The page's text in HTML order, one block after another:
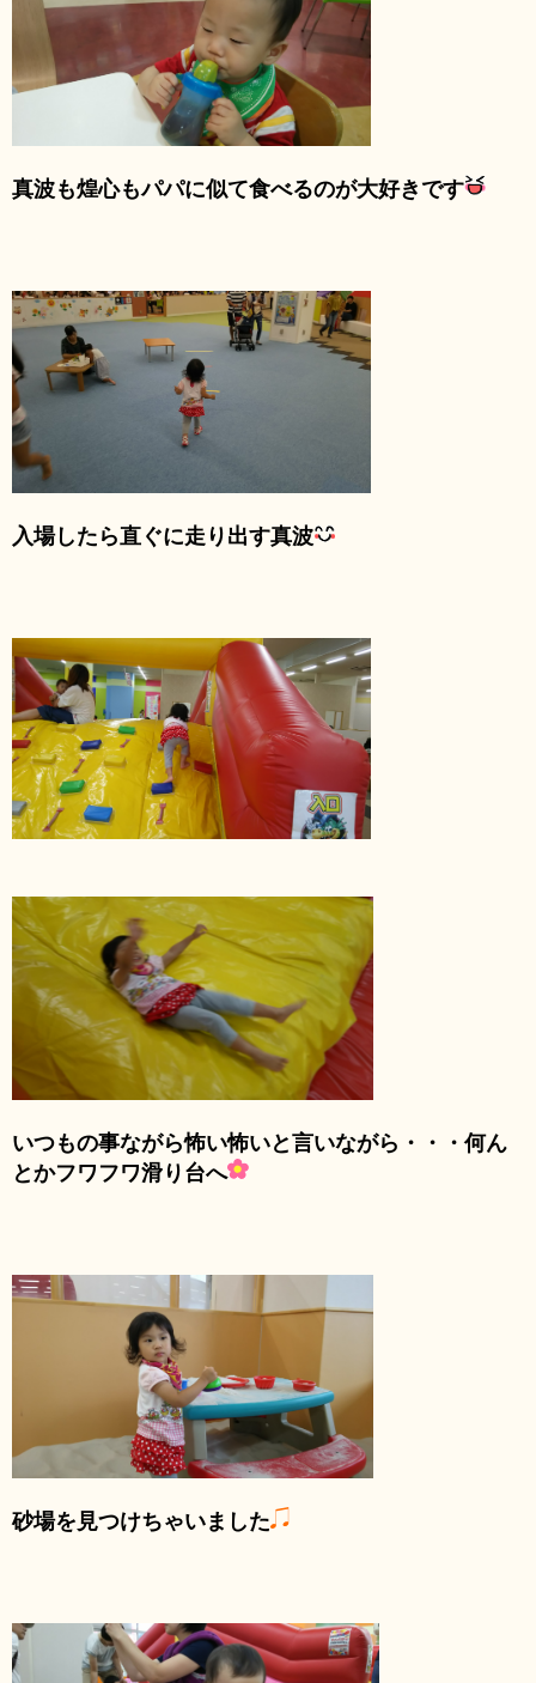
真波も煌心もパパに似て食べるのが大好きです
入場したら直ぐに走り出す真波
いつもの事ながら怖い怖いと言いながら・・・何ん
とかフワフワ滑り台へ
砂場を見つけちゃいました